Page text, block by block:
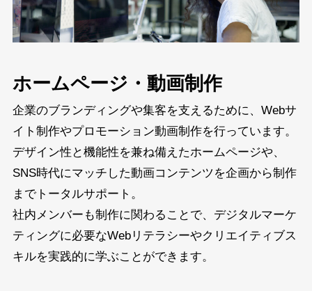
ホームページ・動画制作
企業のブランディングや集客を支えるために、Webサ
イト制作やプロモーション動画制作を行っています。
デザイン性と機能性を兼ね備えたホームページや、
SNS時代にマッチした動画コンテンツを企画から制作
までトータルサポート。
社内メンバーも制作に関わることで、デジタルマーケ
ティングに必要なWebリテラシーやクリエイティブス
キルを実践的に学ぶことができます。